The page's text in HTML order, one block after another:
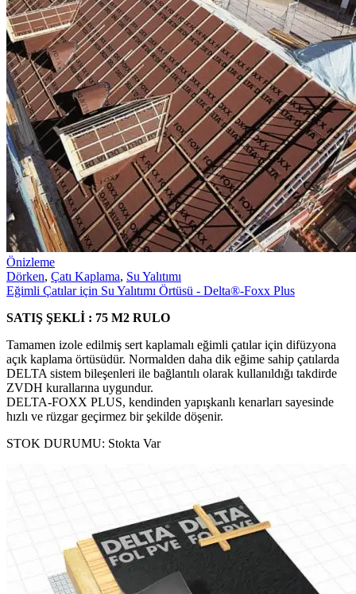
Önizleme
Dörken, Çatı Kaplama, Su Yalıtımı
Eğimli Çatılar için Su Yalıtımı Örtüsü - Delta®-Foxx Plus
SATIŞ ŞEKLİ : 75 M2 RULO
Tamamen izole edilmiş sert kaplamalı eğimli çatılar için difüzyona
açık kaplama örtüsüdür. Normalden daha dik eğime sahip çatılarda
DELTA sistem bileşenleri ile bağlantılı olarak kullanıldığı takdirde
ZVDH kurallarına uygundur.
DELTA-FOXX PLUS, kendinden yapışkanlı kenarları sayesinde
hızlı ve rüzgar geçirmez bir şekilde döşenir.
STOK DURUMU: Stokta Var